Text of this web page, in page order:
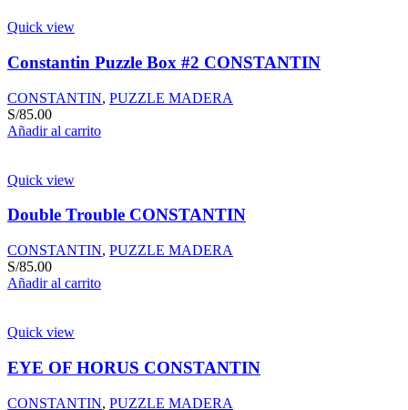
Quick view
Constantin Puzzle Box #2 CONSTANTIN
CONSTANTIN, PUZZLE MADERA
S/85.00
Añadir al carrito
Quick view
Double Trouble CONSTANTIN
CONSTANTIN, PUZZLE MADERA
S/85.00
Añadir al carrito
Quick view
EYE OF HORUS CONSTANTIN
CONSTANTIN, PUZZLE MADERA